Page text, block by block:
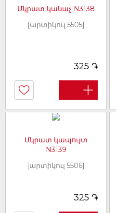
Մկրատ կանաչ N3138
[արտիկուլ 5505]
325 ֏
Մկրատ կապույտ
N3139
[արտիկուլ 5506]
325 ֏